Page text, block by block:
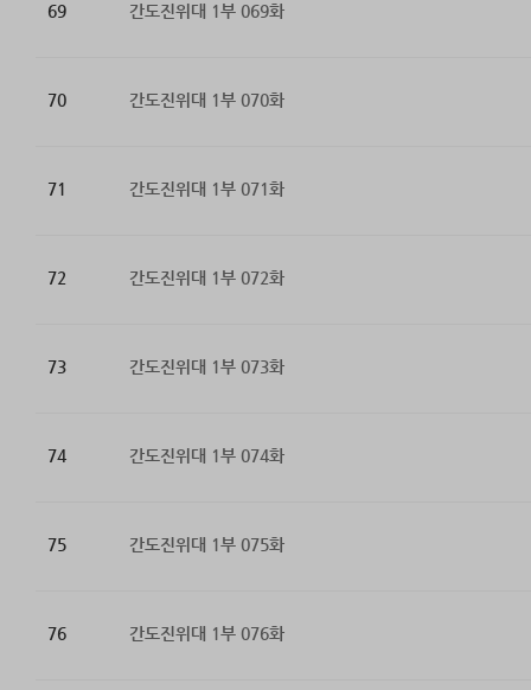
69 간도진위대 1부 069화
70 간도진위대 1부 070화
71 간도진위대 1부 071화
72 간도진위대 1부 072화
73 간도진위대 1부 073화
74 간도진위대 1부 074화
75 간도진위대 1부 075화
76 간도진위대 1부 076화